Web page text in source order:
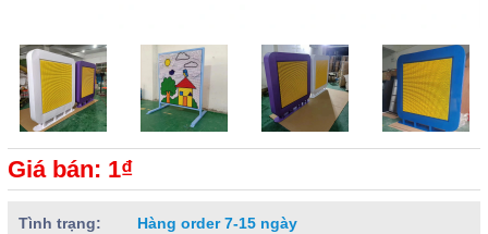
Giá bán: 1₫
Tình trạng:
Hàng order 7-15 ngày